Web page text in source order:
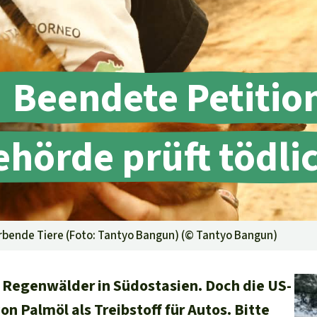
Tiere (Foto: Tantyo Bangun) (© Tantyo Bangun)
Beendete
prüft
in Südostasien. Doch die US-
Palmöl als Treibstoff für Autos. Bitte